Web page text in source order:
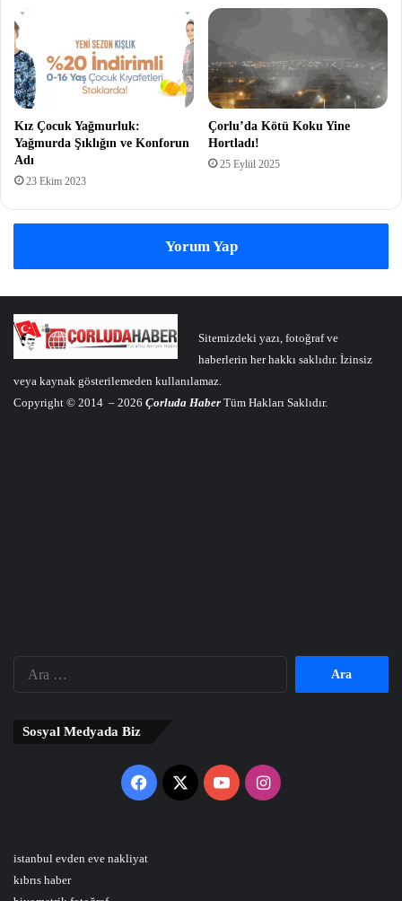
Kız Çocuk Yağmurluk:
Yağmurda Şıklığın ve Konforun
Adı
23 Ekim 2023
Çorlu’da Kötü Koku Yine
Hortladı!
25 Eylül 2025
Yorum Yap
Sitemizdeki yazı, fotoğraf ve
haberlerin her hakkı saklıdır. İzinsiz
veya kaynak gösterilemeden kullanılamaz.
Copyright © 2014 – 2026 Çorluda Haber Tüm Hakları Saklıdır.
Sosyal Medyada Biz
Facebook
X YouTubeInstagram
istanbul evden eve nakliyat
kıbrıs haber